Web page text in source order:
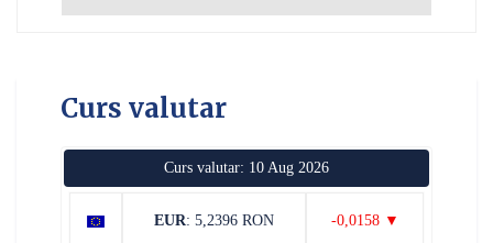
Curs valutar
Curs valutar: 10 Aug 2026
EUR: 5,2396 RON -0,0158 ▼